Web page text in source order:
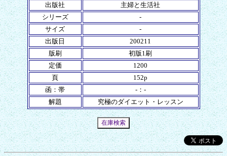
出版社
主婦と生活社
シリーズ
-
サイズ
-
出版日
200211
版刷
初版1刷
定価
1200
頁
152p
函：帯
-：-
解題
究極のダイエット・レッスン